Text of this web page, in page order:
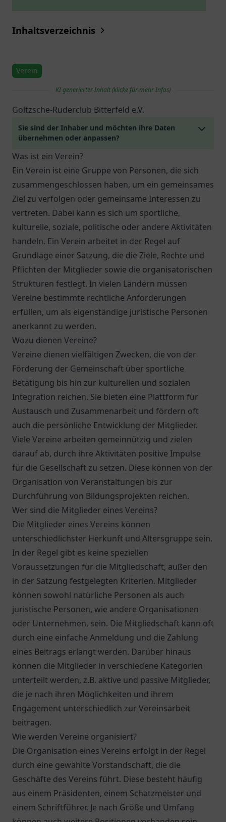
Inhaltsverzeichnis
Verein
KI generierter Inhalt (klicke für mehr Infos)
Goitzsche-Ruderclub Bitterfeld e.V.
Sie sind der Inhaber und möchten ihre Daten
übernehmen oder anpassen?
Was ist ein Verein?
Ein Verein ist eine Gruppe von Personen, die sich
zusammengeschlossen haben, um ein gemeinsames
Ziel zu verfolgen oder gemeinsame Interessen zu
vertreten. Dabei kann es sich um sportliche,
kulturelle, soziale, politische oder andere Aktivitäten
handeln. Ein Verein arbeitet in der Regel auf
Grundlage einer Satzung, die die Ziele, Rechte und
Pflichten der Mitglieder sowie die organisatorischen
Strukturen festlegt. In vielen Ländern müssen
Vereine bestimmte rechtliche Anforderungen
erfüllen, um als eigenständige juristische Personen
anerkannt zu werden.
Wozu dienen Vereine?
Vereine dienen vielfältigen Zwecken, die von der
Förderung der Gemeinschaft über sportliche
Betätigung bis hin zur kulturellen und sozialen
Integration reichen. Sie bieten eine Plattform für
Austausch und Zusammenarbeit und fördern oft
auch die persönliche Entwicklung der Mitglieder.
Viele Vereine arbeiten gemeinnützig und zielen
darauf ab, durch ihre Aktivitäten positive Impulse
für die Gesellschaft zu setzen. Diese können von der
Organisation von Veranstaltungen bis zur
Durchführung von Bildungsprojekten reichen.
Wer sind die Mitglieder eines Vereins?
Die Mitglieder eines Vereins können
unterschiedlichster Herkunft und Altersgruppe sein.
In der Regel gibt es keine speziellen
Voraussetzungen für die Mitgliedschaft, außer den
in der Satzung festgelegten Kriterien. Mitglieder
können sowohl natürliche Personen als auch
juristische Personen, wie andere Organisationen
oder Unternehmen, sein. Die Mitgliedschaft kann oft
durch eine einfache Anmeldung und die Zahlung
eines Beitrags erlangt werden. Darüber hinaus
können die Mitglieder in verschiedene Kategorien
unterteilt werden, z.B. aktive und passive Mitglieder,
die je nach ihren Möglichkeiten und ihrem
Engagement unterschiedlich zur Vereinsarbeit
beitragen.
Wie werden Vereine organisiert?
Die Organisation eines Vereins erfolgt in der Regel
durch eine gewählte Vorstandschaft, die die
Geschäfte des Vereins führt. Diese besteht häufig
aus einem Präsidenten, einem Schatzmeister und
einem Schriftführer. Je nach Größe und Umfang